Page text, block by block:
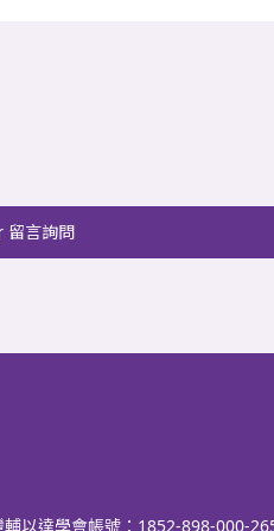
留言詢問
輔以達學會帳號：1852-898-000-